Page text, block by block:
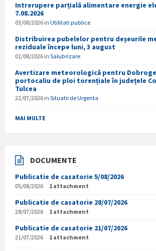
Intrerupere parțială alimentare energie
7.08.2026
03/08/2026 in Utilitati publice
Distribuirea pubelelor pentru deșeurile
reziduale începe luni, 3 august
01/08/2026 in Salubrizare
Avertizare meteorologică pentru
portocaliu de ploi torențiale în județele
Tulcea
22/07/2026 in Situatii de Urgenta
MAI MULTE
DOCUMENTE
Publicatie de casatorie 5/08/2026
05/08/2026 1 attachment
Publicatie de casatorie 28/07/2026
28/07/2026 1 attachment
Publicatie de casatorie 21/07/2026
21/07/2026 1 attachment